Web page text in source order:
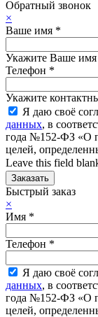
Обратный звонок
×
Ваше имя *
Укажите Ваше имя
Телефон *
Укажите
Я даю своё
данных, в
года №152-ФЗ «О
целей,
Leave this field
Быстрый заказ
×
Имя *
Телефон *
Я даю своё
данных, в
года №152-ФЗ «О
целей,